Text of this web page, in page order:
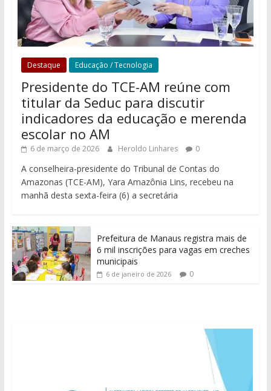
Destaque Educação / Tecnologia
Presidente do TCE-AM reúne com
titular da Seduc para discutir
indicadores da educação e merenda
escolar no AM
6 de março de 2026 Heroldo Linhares 0
A conselheira-presidente do Tribunal de Contas do
Amazonas (TCE-AM), Yara Amazônia Lins, recebeu na
manhã desta sexta-feira (6) a secretária
Prefeitura de Manaus registra mais de
6 mil inscrições para vagas em creches
municipais
6 de janeiro de 2026 0